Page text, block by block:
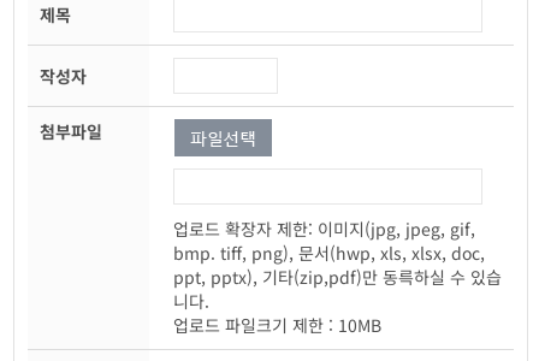
제목
작성자
첨부파일
업로드 확장자 제한: 이미지(jpg, jpeg, gif,
bmp. tiff, png), 문서(hwp, xls, xlsx, doc,
ppt, pptx), 기타(zip,pdf)만 동륵하실 수 있습
니다.
업로드 파일크기 제한 : 10MB